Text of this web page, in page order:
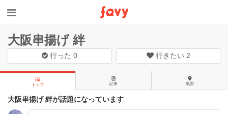
大阪串揚げ 絆
行った0 行きたい 2
トップ 記事 地図
大阪串揚げ 絆が話題になっています